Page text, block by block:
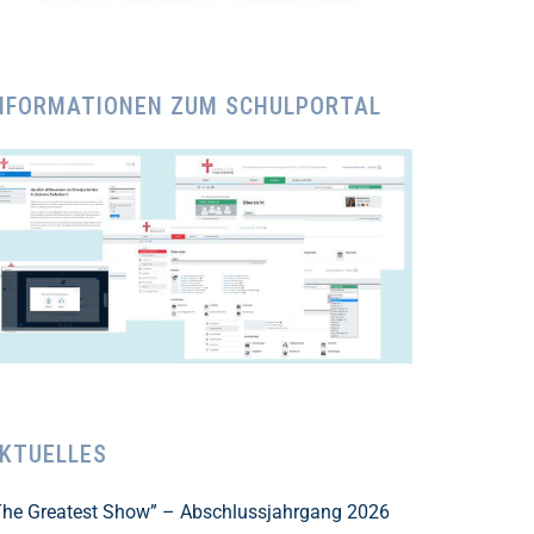
ZUM SCHULPORTAL
Greatest Show” – Abschlussjahrgang 2026